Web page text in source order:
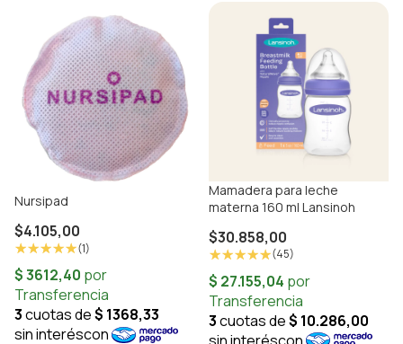
Nursipad
$4.105,00
(1)
Mamadera para leche
materna 160 ml Lansinoh
$30.858,00
(45)